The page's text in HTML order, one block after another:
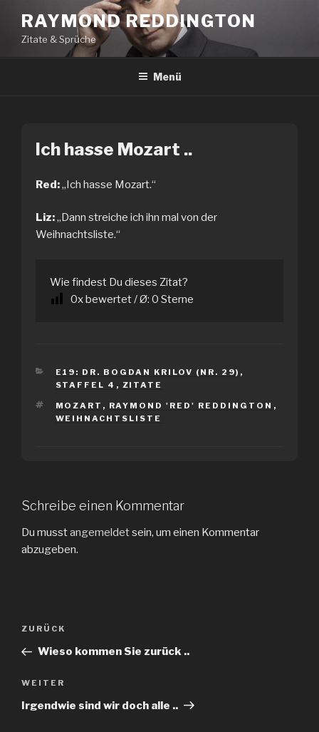
Inhalt
springen
RAYMOND REDDINGTON
Zitate & Sprüche
Menü
Ich hasse Mozart ..
Red:„Ich hasse Mozart.“
Liz:„Dann streiche ich ihn mal von der
Weihnachtsliste.“
Wie findest Du dieses Zitat?
0x bewertet / Ø: 0 Sterne
KATEGORIEN
E19: DR. BOGDAN KRILOV (NR. 29) ,
STAFFEL 4 , ZITATE
SCHLAGWÖRTER
MOZART , RAYMOND 'RED' REDDINGTON ,
WEIHNACHTSLISTE
Schreibe einen Kommentar
Du musstangemeldetsein, um einen Kommentar
abzugeben.
Beitragsnavigation
Vorheriger
Beitrag
ZURÜCK
Wieso kommen Sie zurück ..
Nächster
Beitrag
WEITER
Irgendwie sind wir doch alle ..